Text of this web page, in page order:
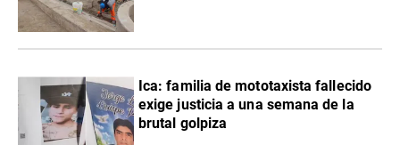
Ica: familia de mototaxista fallecido
exige justicia a una semana de la
brutal golpiza